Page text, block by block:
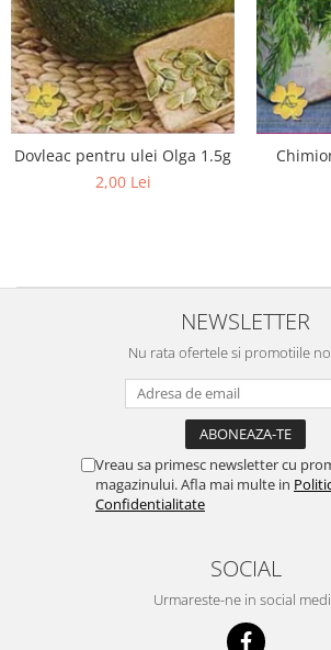
Dovleac pentru ulei Olga 1.5g
2,00 Lei
NEWSLETTER
Nu rata ofertele si promotiile
Vreau sa primesc newsletter cu
magazinului. Afla mai multe in
Confidentialitate
SOCIAL
Urmareste-ne in social